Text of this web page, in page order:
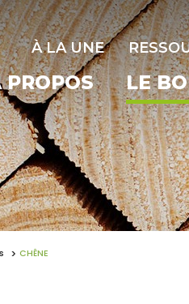
À LA UNE
PROPOS LE
CHÊNE